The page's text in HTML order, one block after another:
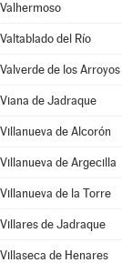
Valhermoso
Valtablado del Río
Valverde de los Arroyos
Viana de Jadraque
Villanueva de Alcorón
Villanueva de Argecilla
Villanueva de la Torre
Villares de Jadraque
Villaseca de Henares